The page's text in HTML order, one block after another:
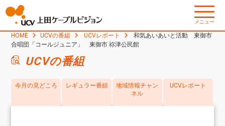
メニュー
HOME UCVの番組 UCVレポート
和気あいあいと活動 東御市
合唱団「コールジュニア」 東御市 祢津公民館
UCVの番組
今月の見どころ レギュラー番組
地域情報チャン
ネル
UCVレポート